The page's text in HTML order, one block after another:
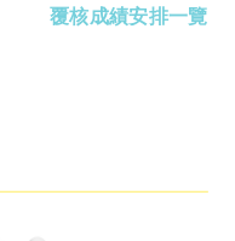
覆核成績安排一覽